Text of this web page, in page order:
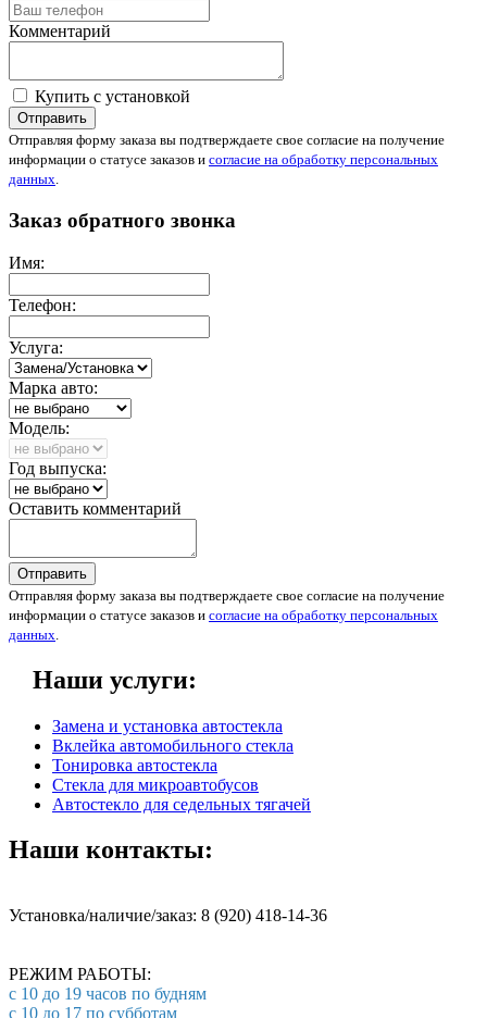
Комментарий
Купить с установкой
Отправить
Отправляя форму заказа вы подтверждаете свое согласие на получение
информации о статусе заказов и согласие на обработку персональных
данных.
Заказ обратного звонка
Имя:
Телефон:
Услуга:
Марка авто:
Модель:
Год выпуска:
Оставить комментарий
Отправить
Отправляя форму заказа вы подтверждаете свое согласие на получение
информации о статусе заказов и согласие на обработку персональных
данных
Наши услуги:
Замена и установка автостекла
Вклейка автомобильного стекла
Тонировка автостекла
Стекла для микроавтобусов
Автостекло для седельных тягачей
Наши контакты:
Установка/наличие/заказ: 8 (920) 418-14-36
РЕЖИМ РАБОТЫ:
с 10 до 19 часов по будням
с 10 до 17 по субботам